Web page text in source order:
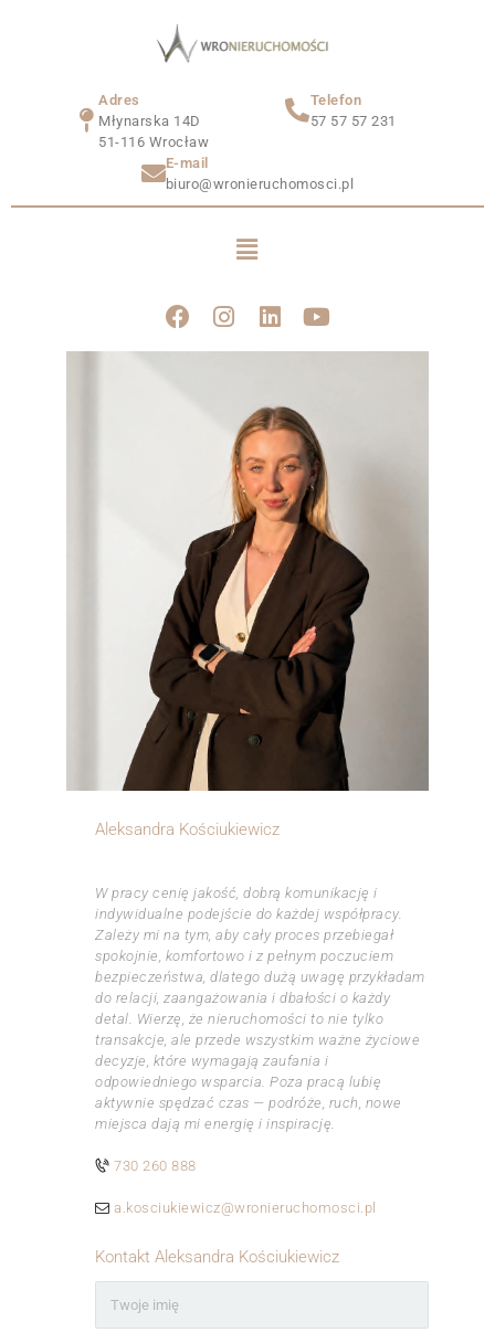
Adres
Młynarska 14D
51-116 Wrocław
Telefon
57 57 57 231
E-mail
biuro@wronieruchomosci.pl
Aleksandra Kościukiewicz
W pracy cenię jakość, dobrą komunikację i
indywidualne podejście do każdej współpracy.
Zależy mi na tym, aby cały proces przebiegał
spokojnie, komfortowo i z pełnym poczuciem
bezpieczeństwa, dlatego dużą uwagę przykładam
do relacji, zaangażowania i dbałości o każdy
detal. Wierzę, że nieruchomości to nie tylko
transakcje, ale przede wszystkim ważne życiowe
decyzje, które wymagają zaufania i
odpowiedniego wsparcia. Poza pracą lubię
aktywnie spędzać czas — podróże, ruch, nowe
miejsca dają mi energię i inspirację.
730 260 888
a.kosciukiewicz@wronieruchomosci.pl
Kontakt Aleksandra Kościukiewicz